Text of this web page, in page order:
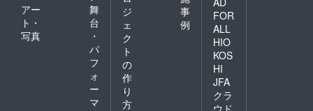
アー
ト・
写真
舞
台
・
パ
フ
ォ
ー
マ
ジ
ェ
ク
ト
の
作
り
方
事
例
FOR
ALL
HIO
KOS
HI
JFA
クラ